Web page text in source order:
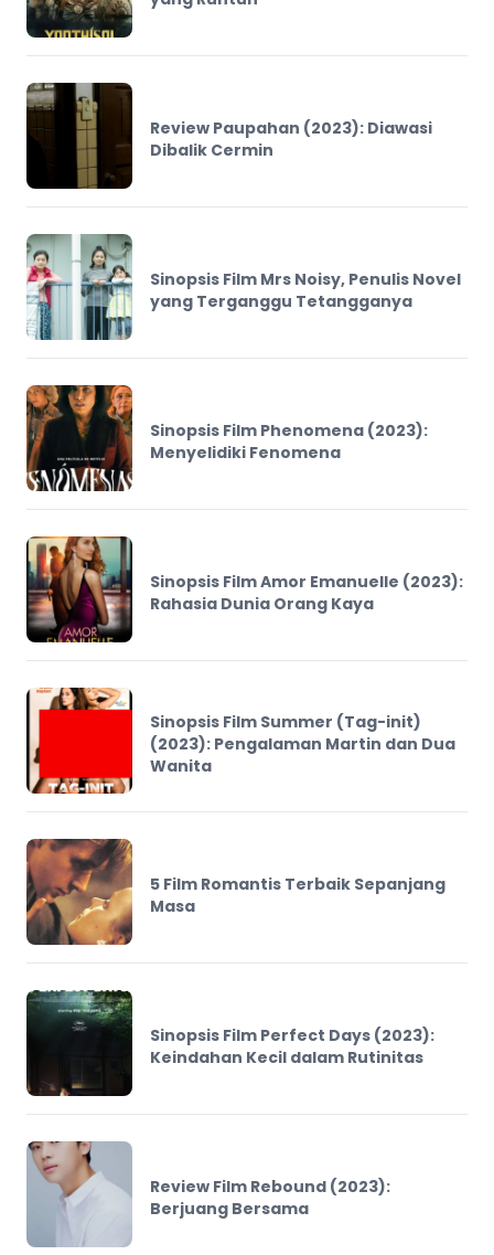
Review Paupahan (2023): Diawasi
Dibalik Cermin
Sinopsis Film Mrs Noisy, Penulis Novel
yang Terganggu Tetangganya
Sinopsis Film Phenomena (2023):
Menyelidiki Fenomena
Sinopsis Film Amor Emanuelle (2023):
Rahasia Dunia Orang Kaya
Sinopsis Film Summer (Tag-init)
(2023): Pengalaman Martin dan Dua
Wanita
5 Film Romantis Terbaik Sepanjang
Masa
Sinopsis Film Perfect Days (2023):
Keindahan Kecil dalam Rutinitas
Review Film Rebound (2023):
Berjuang Bersama